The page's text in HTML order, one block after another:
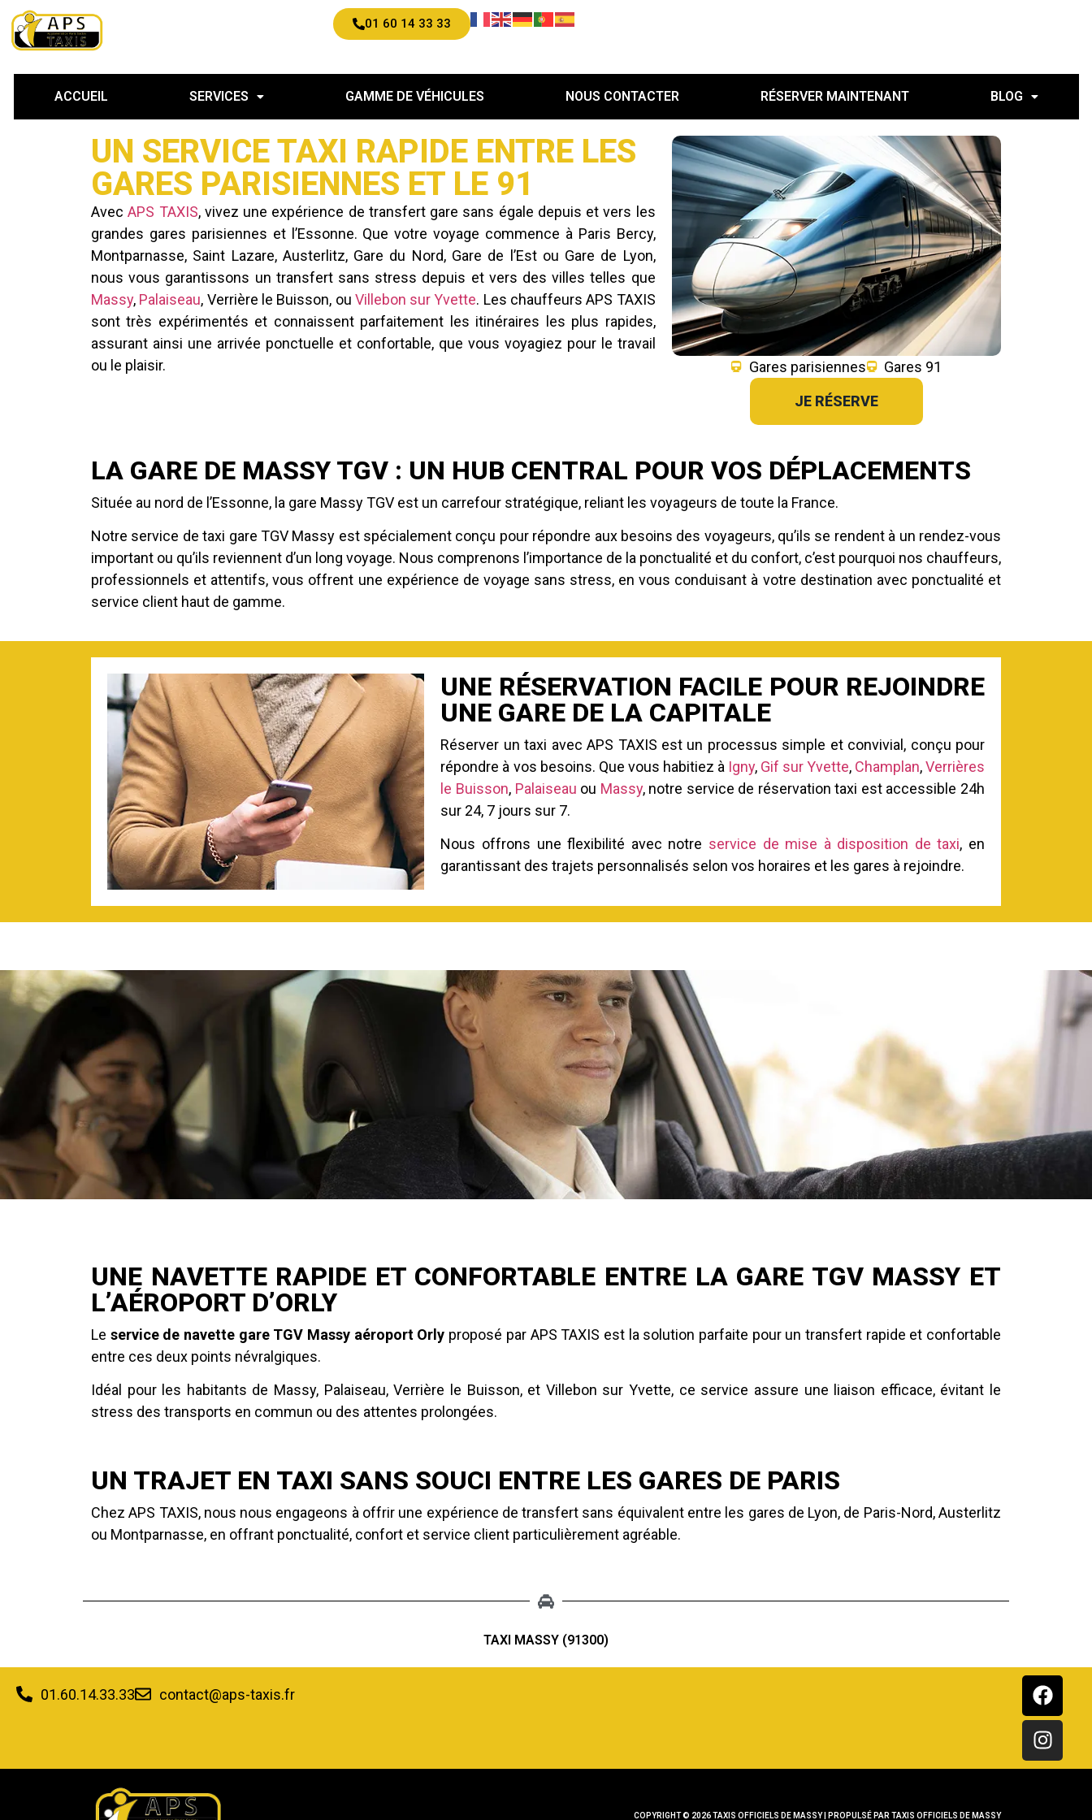
01 60 14 33 33
ACCUEIL SERVICES GAMME DE VÉHICULES NOUS CONTACTER RÉSERVER MAINTENANT BLOG
UN SERVICE TAXI RAPIDE ENTRE LES
GARES PARISIENNES ET LE 91
AvecAPS TAXIS, vivez une expérience de transfert gare sans égale depuis et vers les
grandes gares parisiennes et l’Essonne. Que votre voyage commence à Paris Bercy,
Montparnasse, Saint Lazare, Austerlitz, Gare du Nord, Gare de l’Est ou Gare de Lyon,
nous vous garantissons un transfert sans stress depuis et vers des villes telles que
Massy, Palaiseau, Verrière le Buisson, ou Villebon sur Yvette. Les chauffeurs APS TAXIS
sont très expérimentés et connaissent parfaitement les itinéraires les plus rapides,
assurant ainsi une arrivée ponctuelle et confortable, que vous voyagiez pour le travail
ou le plaisir.
Gares parisiennes
Gares 91
JE RÉSERVE
LA GARE DE MASSY TGV : UN HUB CENTRAL POUR VOS DÉPLACEMENTS
Située au nord de l’Essonne, la gare Massy TGV est un carrefour stratégique, reliant les voyageurs de toute la France.
Notre service de taxi gare TGV Massy est spécialement conçu pour répondre aux besoins des voyageurs, qu’ils se rendent à un rendez-vous
important ou qu’ils reviennent d’un long voyage. Nous comprenons l’importance de la ponctualité et du confort, c’est pourquoi nos chauffeurs,
professionnels et attentifs, vous offrent une expérience de voyage sans stress, en vous conduisant à votre destination avec ponctualité et
service client haut de gamme.
UNE RÉSERVATION FACILE POUR REJOINDRE
UNE GARE DE LA CAPITALE
Réserver un taxi avec APS TAXIS est un processus simple et convivial, conçu pour
répondre à vos besoins. Que vous habitiez à Igny, Gif sur Yvette, Champlan,Verrières
le Buisson, Palaiseau ou Massy, notre service de réservation taxi est accessible 24h
sur 24, 7 jours sur 7.
Nous offrons une flexibilité avec notre service de mise à disposition de taxi, en
garantissant des trajets personnalisés selon vos horaires et les gares à rejoindre.
UNE NAVETTE RAPIDE ET CONFORTABLE ENTRE LA GARE TGV MASSY ET
L’AÉROPORT D’ORLY
Le service de navette gare TGV Massy aéroport Orly proposé par APS TAXIS est la solution parfaite pour un transfert rapide et confortable
entre ces deux points névralgiques.
Idéal pour les habitants de Massy, Palaiseau, Verrière le Buisson, et Villebon sur Yvette, ce service assure une liaison efficace, évitant le
stress des transports en commun ou des attentes prolongées.
UN TRAJET EN TAXI SANS SOUCI ENTRE LES GARES DE PARIS
Chez APS TAXIS, nous nous engageons à offrir une expérience de transfert sans équivalent entre les gares de Lyon, de Paris-Nord, Austerlitz
ou Montparnasse, en offrant ponctualité, confort et service client particulièrement agréable.
TAXI MASSY (91300)
01.60.14.33.33 contact@aps-taxis.fr
COPYRIGHT © 2026 TAXIS OFFICIELS DE MASSY | PROPULSÉ PAR TAXIS OFFICIELS DE MASSY